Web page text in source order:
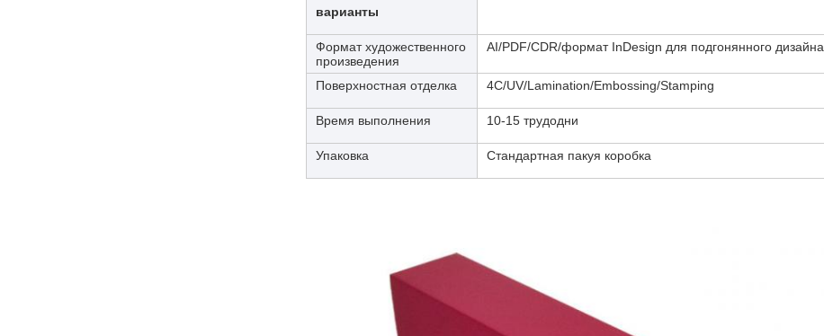
варианты
Формат художественного
произведения
AI/PDF/CDR/формат InDesign для подгонянного дизайна.
Поверхностная отделка 4C/UV/Lamination/Embossing/Stamping
Время выполнения 10-15 трудодни
Упаковка Стандартная пакуя коробка